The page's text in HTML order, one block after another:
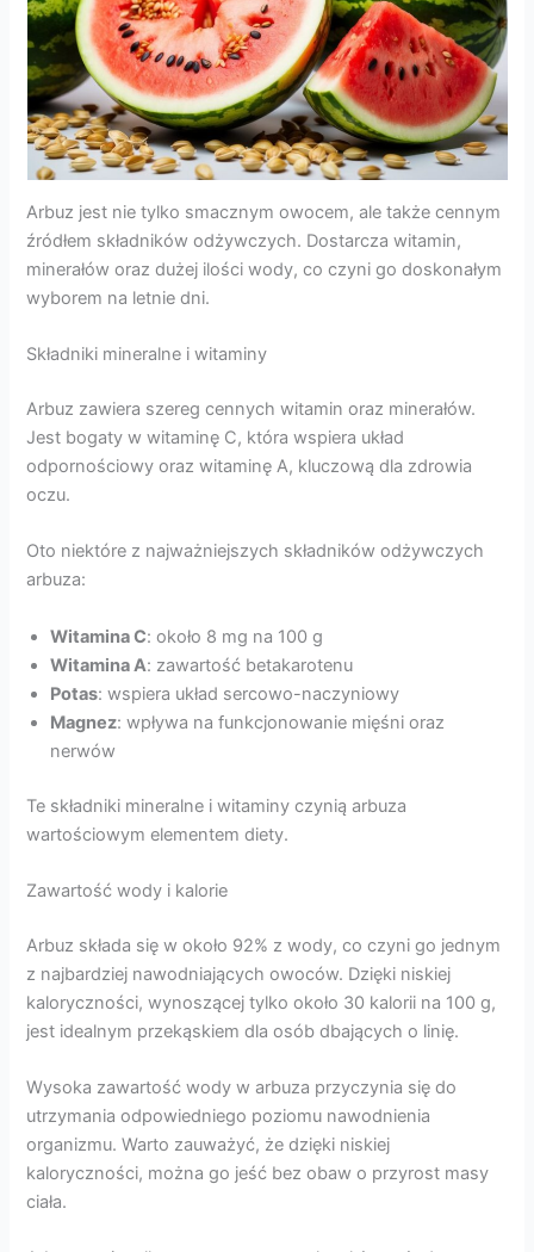
Arbuz jest nie tylko smacznym owocem, ale także cennym
źródłem składników odżywczych. Dostarcza witamin,
minerałów oraz dużej ilości wody, co czyni go doskonałym
wyborem na letnie dni.
Składniki mineralne i witaminy
Arbuz zawiera szereg cennych witamin oraz minerałów.
Jest bogaty w witaminę C, która wspiera układ
odpornościowy oraz witaminę A, kluczową dla zdrowia
oczu.
Oto niektóre z najważniejszych składników odżywczych
arbuza:
Witamina C: około 8 mg na 100 g
Witamina A: zawartość betakarotenu
Potas: wspiera układ sercowo-naczyniowy
Magnez: wpływa na funkcjonowanie mięśni oraz
nerwów
Te składniki mineralne i witaminy czynią arbuza
wartościowym elementem diety.
Zawartość wody i kalorie
Arbuz składa się w około 92% z wody, co czyni go jednym
z najbardziej nawodniających owoców. Dzięki niskiej
kaloryczności, wynoszącej tylko około 30 kalorii na 100 g,
jest idealnym przekąskiem dla osób dbających o linię.
Wysoka zawartość wody w arbuza przyczynia się do
utrzymania odpowiedniego poziomu nawodnienia
organizmu. Warto zauważyć, że dzięki niskiej
kaloryczności, można go jeść bez obaw o przyrost masy
ciała.